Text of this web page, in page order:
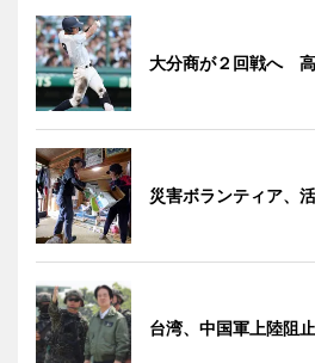
大分商が２回戦へ
災害ボランティア、
台湾、中国軍上陸阻